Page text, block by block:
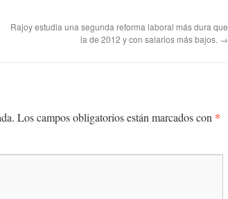
Rajoy estudia una segunda reforma laboral más dura que
la de 2012 y con salarios más bajos. →
Los campos obligatorios están marcados con *